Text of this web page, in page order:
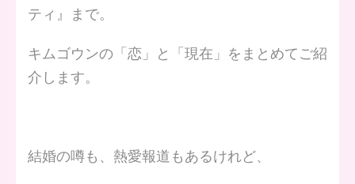
ティ』まで。
キムゴウンの「恋」と「現在」をまとめてご紹
介します。
結婚の噂も、熱愛報道もあるけれど、